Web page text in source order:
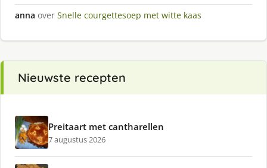
anna over Snelle courgettesoep met witte kaas
Nieuwste recepten
Preitaart met cantharellen
7 augustus 2026